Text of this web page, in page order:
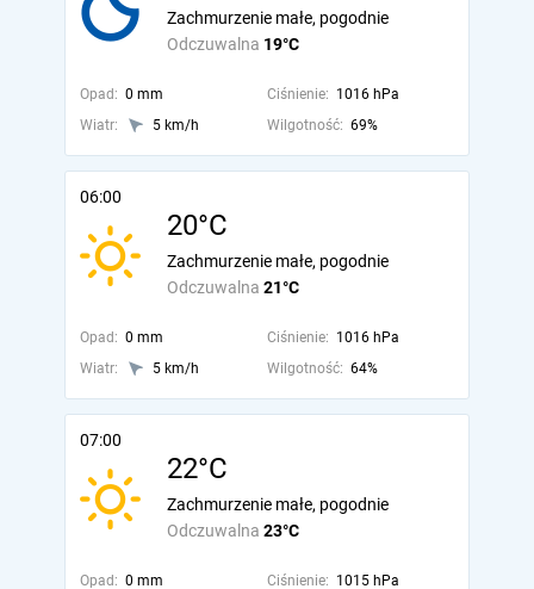
Odczuwalna 19°C
Zachmurzenie małe, pogodnie
Opad: 0 mm Ciśnienie: 1016 hPa
Wiatr:
5 km/h Wilgotność: 69%
06:00
20°C
Odczuwalna 21°C
Zachmurzenie małe, pogodnie
Opad: 0 mm Ciśnienie: 1016 hPa
Wiatr:
5 km/h Wilgotność: 64%
07:00
22°C
Odczuwalna 23°C
Zachmurzenie małe, pogodnie
Opad: 0 mm Ciśnienie: 1015 hPa